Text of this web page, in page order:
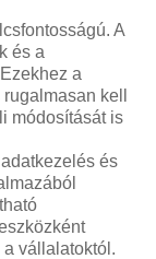
A
és a
a
kell
módosítását is
és
vállalatoktól.